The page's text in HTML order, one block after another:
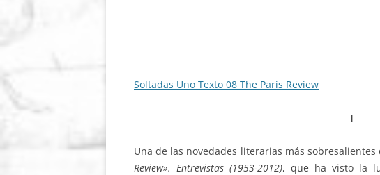
Soltadas Uno Texto 08 The Paris Review
I
Una de las novedades literarias más
Review». Entrevistas (1953-2012), que ha visto la